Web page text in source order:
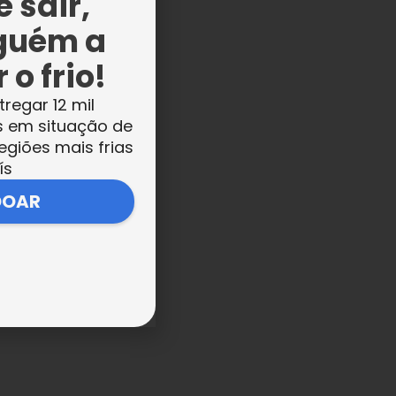
a
o frio!
12 mil
em situação de
mais frias